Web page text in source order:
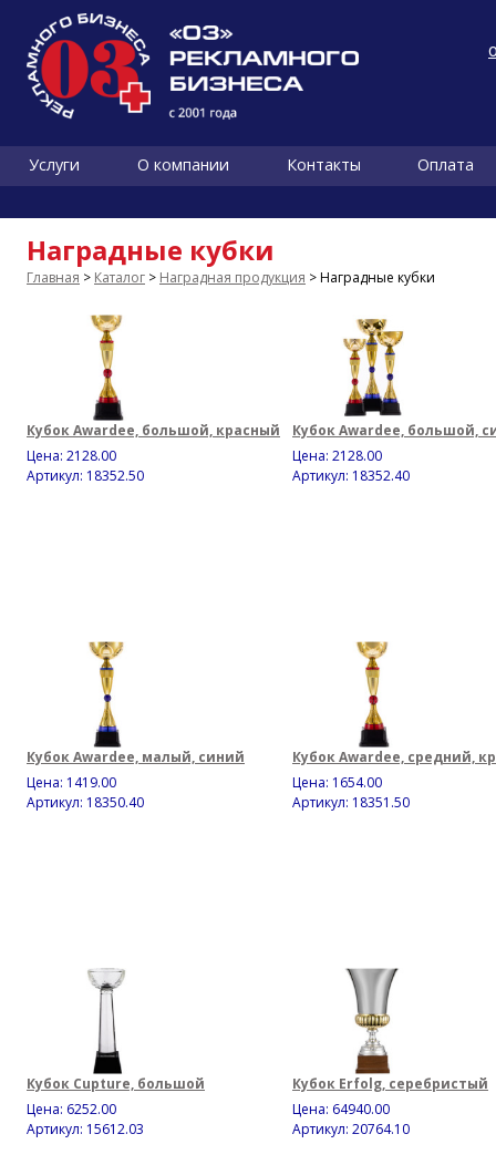
Услуги О компании Контакты Оплата
Наградные кубки
Главная > Каталог > Наградная продукция > Наградные кубки
Кубок Awardee, большой, красный
Цена: 2128.00
Артикул: 18352.50
Кубок Awardee, большой,
Цена: 2128.00
Артикул: 18352.40
Кубок Awardee, малый, синий
Цена: 1419.00
Артикул: 18350.40
Кубок Awardee, средний,
Цена: 1654.00
Артикул: 18351.50
Кубок Cupture, большой
Цена: 6252.00
Артикул: 15612.03
Кубок Erfolg, серебристый
Цена: 64940.00
Артикул: 20764.10